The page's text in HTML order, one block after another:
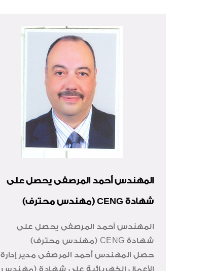
المهندس أحمد المرصفى يحصل على
شهادة CENG (مهندس محترف)
المهندس أحمد المرصفى يحصل على
شهادة CENG (مهندس محترف)
حصل المهندس أحمد المرصفى مدير إدارة
الأعمال الكهربائية على شهادة (مهندس